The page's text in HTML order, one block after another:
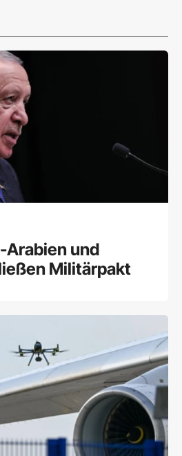
Arabien und
Militärpakt